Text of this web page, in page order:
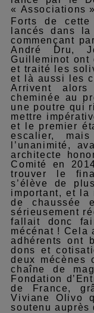
« Associations
Forts de cette
lancés dans
commençant
André Dru,
Guilleminot ont
et traité les
et là aussi les
Arrivent
cheminée au
une poutre qui
mettre
et le premier
escalier,
l’unanimité,
architecte
Comité en
trouver le
s’élève de
important, et la
de chaussée
sérieusement
fallait donc
mécénat ! Cela
adhérents ont
dons et
deux mécènes
chaîne de
Fondation
de France,
Viviane Olivo
soutenu auprès